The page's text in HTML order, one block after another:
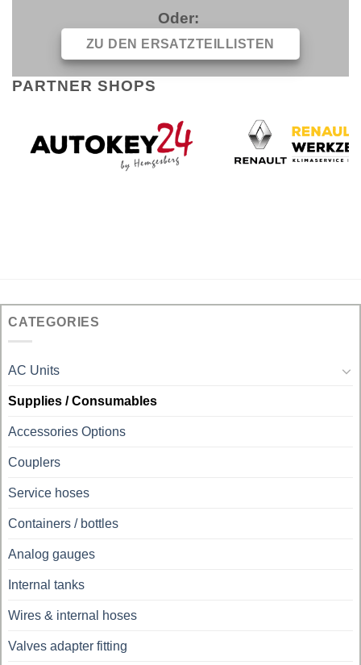
Oder:
ZU DEN ERSATZTEILLISTEN
PARTNER SHOPS
CATEGORIES
AC Units
Supplies / Consumables
Accessories Options
Couplers
Service hoses
Containers / bottles
Analog gauges
Internal tanks
Wires & internal hoses
Valves adapter fitting